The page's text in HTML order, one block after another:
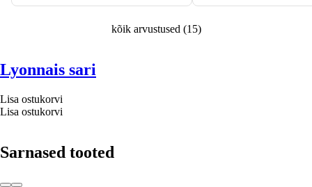
kõik arvustused (15)
Lyonnais sari
Lisa ostukorvi
Lisa ostukorvi
Sarnased tooted